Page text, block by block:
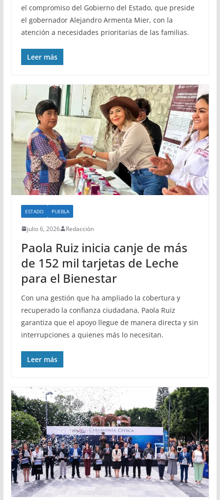
el compromiso del Gobierno del Estado, que preside
el gobernador Alejandro Armenta Mier, con la
atención a necesidades prioritarias de las familias.
Leer más
ESTADO PUEBLA
julio 6, 2026 Redacción
Paola Ruiz inicia canje de más
de 152 mil tarjetas de Leche
para el Bienestar
Con una gestión que ha ampliado la cobertura y
recuperado la confianza ciudadana, Paola Ruiz
garantiza que el apoyo llegue de manera directa y sin
interrupciones a quienes más lo necesitan.
Leer más